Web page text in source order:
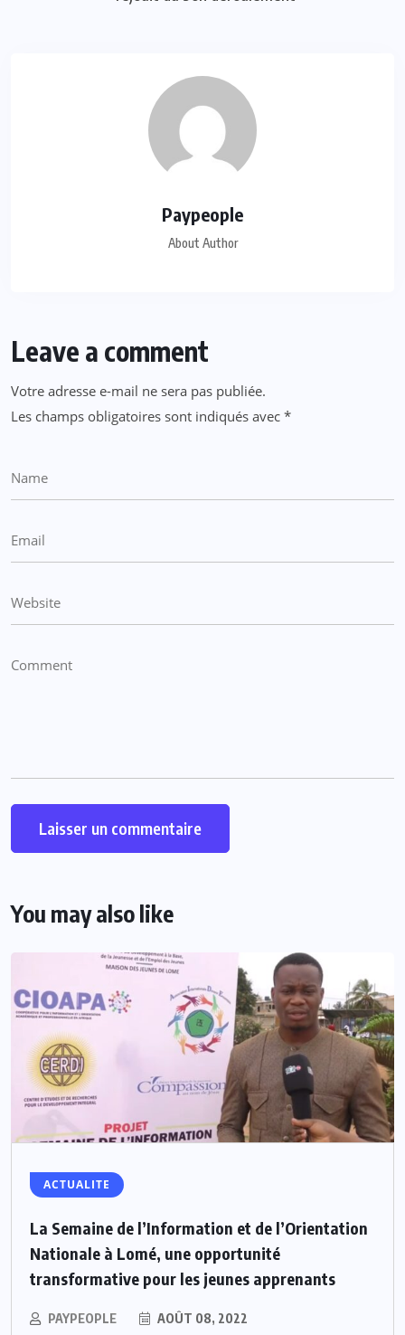
Paypeople
About Author
Leave a comment
Votre adresse e-mail ne sera pas publiée.
Les champs obligatoires sont indiqués avec *
You may also like
ACTUALITE
La Semaine de l’Information et de l’Orientation
Nationale à Lomé, une opportunité
transformative pour les jeunes apprenants
PAYPEOPLE AOÛT 08, 2022